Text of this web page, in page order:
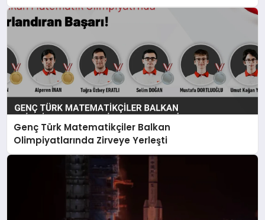
Genç Türk Matematikçiler Balkan
Olimpiyatlarında Zirveye Yerleşti